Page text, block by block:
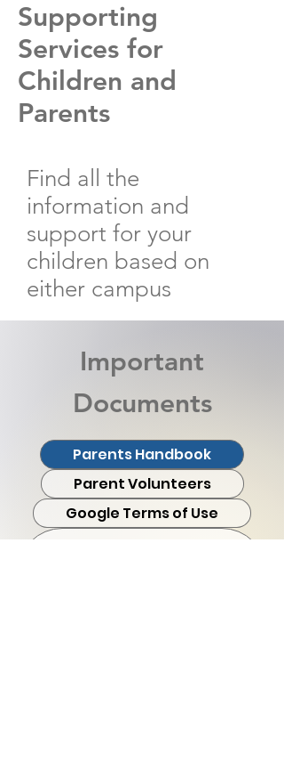
Supporting
Services for
Children and
Parents
Find all the
information and
support for your
children based on
either campus
Important
Documents
Parents Handbook
Parent Volunteers
Google Terms of Use